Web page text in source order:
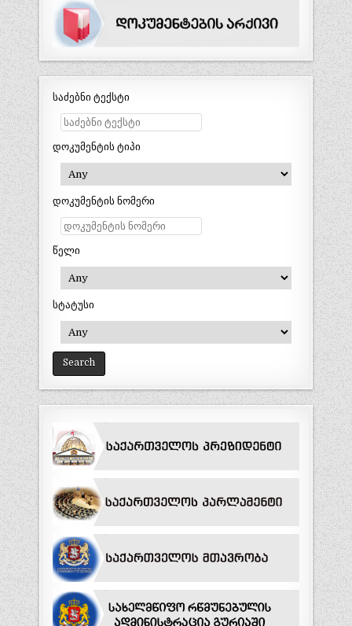
საძებნი ტექსტი
დოკუმენტის ტიპი
დოკუმენტის ნომერი
წელი
სტატუსი